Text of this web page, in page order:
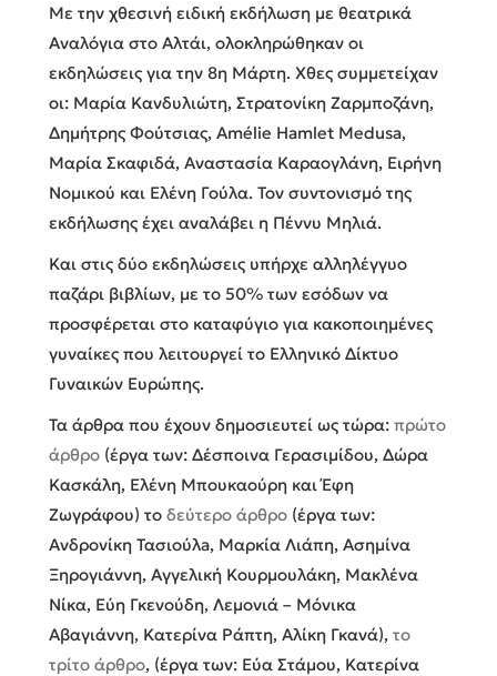
Με την χθεσινή ειδική εκδήλωση με θεατρικά
Αναλόγια στο Αλτάι, ολοκληρώθηκαν οι
εκδηλώσεις για την 8η Μάρτη. Χθες συμμετείχαν
οι: Μαρία Κανδυλιώτη, Στρατονίκη Ζαρμποζάνη,
Δημήτρης Φούτσιας, Amélie Hamlet Medusa,
Μαρία Σκαφιδά, Αναστασία Καραογλάνη, Ειρήνη
Νομικού και Ελένη Γούλα. Τον συντονισμό της
εκδήλωσης έχει αναλάβει η Πέννυ Μηλιά.
Και στις δύο εκδηλώσεις υπήρχε αλληλέγγυο
παζάρι βιβλίων, με το 50% των εσόδων να
προσφέρεται στο καταφύγιο για κακοποιημένες
γυναίκες που λειτουργεί το Ελληνικό Δίκτυο
Γυναικών Ευρώπης.
Τα άρθρα που έχουν δημοσιευτεί ως τώρα: πρώτο
άρθρο (έργα των: Δέσποινα Γερασιμίδου, Δώρα
Κασκάλη, Ελένη Μπουκαούρη και Έφη
Ζωγράφου) το δεύτερο άρθρο (έργα των:
Ανδρονίκη Τασιούλa, Μαρκία Λιάπη, Ασημίνα
Ξηρογιάννη, Αγγελική Κουρμουλάκη, Μακλένα
Νίκα, Εύη Γκενούδη, Λεμονιά – Μόνικα
Αβαγιάννη, Κατερίνα Ράπτη, Αλίκη Γκανά), το
τρίτο άρθρο, (έργα των: Εύα Στάμου, Κατερίνα